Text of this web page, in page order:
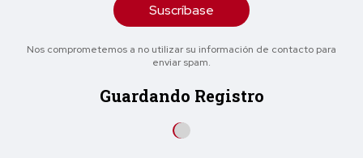
Suscríbase
Nos comprometemos a no utilizar su información de contacto para
enviar spam.
Guardando Registro